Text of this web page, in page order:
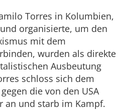
Torres in Kolumbien,
organisierte, um den
mit dem
wurden als direkte
Ausbeutung
schloss sich dem
die von den USA
an und starb im Kampf.